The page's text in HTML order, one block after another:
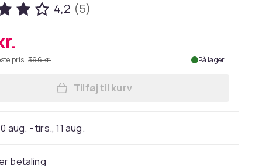
4,2 (5)
pris: 396 kr. På lager
Læg Bluetooth-højttaler 36W
Tilføj til kurv
aug. - tirs., 11 aug.
betaling